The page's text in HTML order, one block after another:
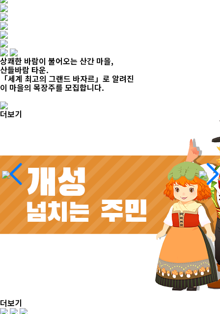
상쾌한 바람이 불어오는 산간 마을,
산들바람 타운.
「세계 최고의 그랜드 바자르」로 알려진
이 마을의 목장주를 모집합니다.
더보기
더보기